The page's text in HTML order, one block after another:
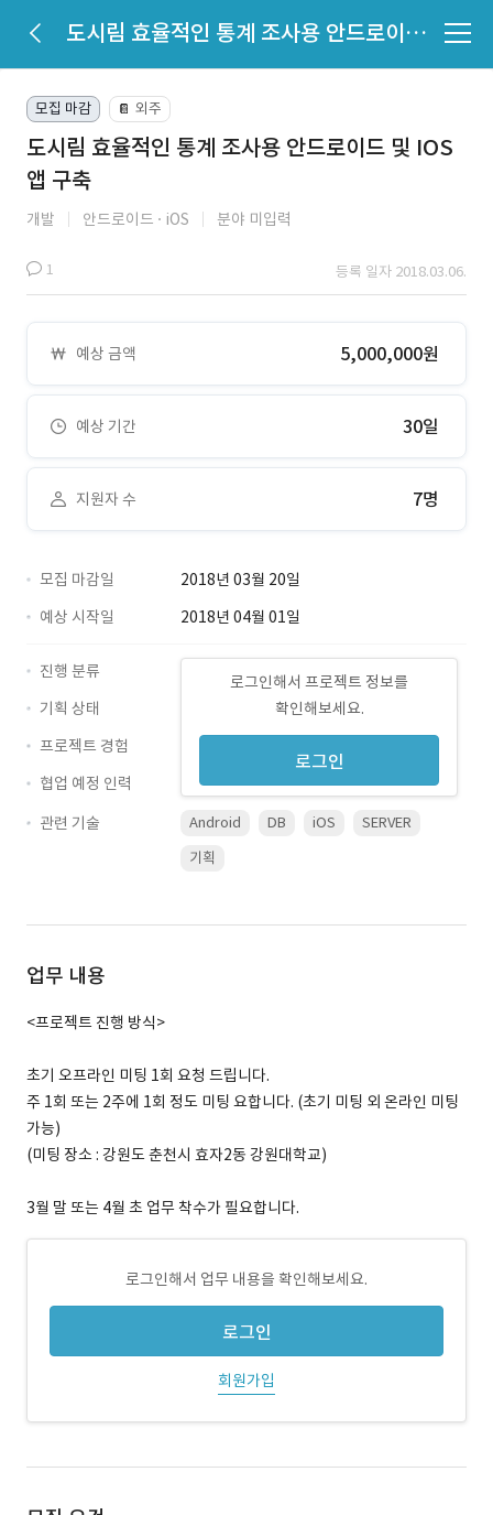
도시림 효율적인 통계 조사용 안드로이드 및 IOS 앱 구축
모집 마감 📔 외주
도시림 효율적인 통계 조사용 안드로이드 및 IOS
앱 구축
개발 안드로이드 iOS 분야 미입력
1 등록 일자 2018.03.06.
예상 금액 5,000,000원
예상 기간 30일
지원자 수 7명
모집 마감일
2018년 03월 20일
예상 시작일
2018년 04월 01일
로그인해서 프로젝트 정보를
확인해보세요.
로그인
진행 분류
기획 상태
프로젝트 경험
협업 예정 인력
관련 기술
Android DB iOS
SERVER
기획
업무 내용
<프로젝트 진행 방식>
초기 오프라인 미팅 1회 요청 드립니다.
주 1회 또는 2주에 1회 정도 미팅 요합니다. (초기 미팅 외 온라인 미팅
가능)
(미팅 장소 : 강원도 춘천시 효자2동 강원대학교)
3월 말 또는 4월 초 업무 착수가 필요합니다.
로그인해서 업무 내용을 확인해보세요.
로그인
회원가입